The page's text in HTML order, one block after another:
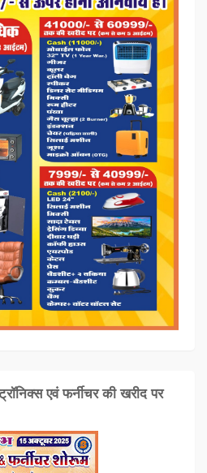
एवं फर्नीचर की खरीद पर